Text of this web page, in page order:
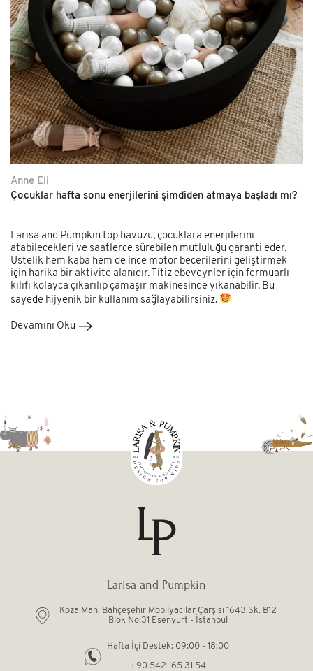
Anne Eli
Çocuklar hafta sonu enerjilerini şimdiden atmaya başladı mı?
Larisa and Pumpkin top havuzu, çocuklara enerjilerini
atabilecekleri ve saatlerce sürebilen mutluluğu garanti eder.
Üstelik hem kaba hem de ince motor becerilerini geliştirmek
için harika bir aktivite alanıdır. Titiz ebeveynler için fermuarlı
kılıfı kolayca çıkarılıp çamaşır makinesinde yıkanabilir. Bu
sayede hijyenik bir kullanım sağlayabilirsiniz.
Devamını Oku
Larisa and Pumpkin
Koza Mah. Bahçeşehir Mobilyacılar Çarşısı 1643 Sk. B12
Blok No:31 Esenyurt - İstanbul
Hafta İçi Destek: 09:00 - 18:00
+90 542 165 31 54